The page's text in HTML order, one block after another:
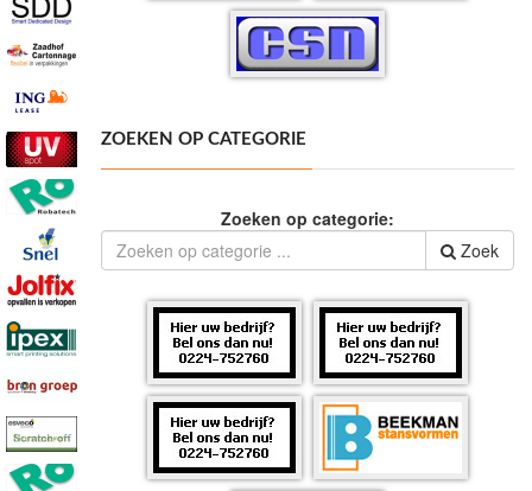
ZOEKEN OP CATEGORIE
Zoeken op categorie:
Zoek